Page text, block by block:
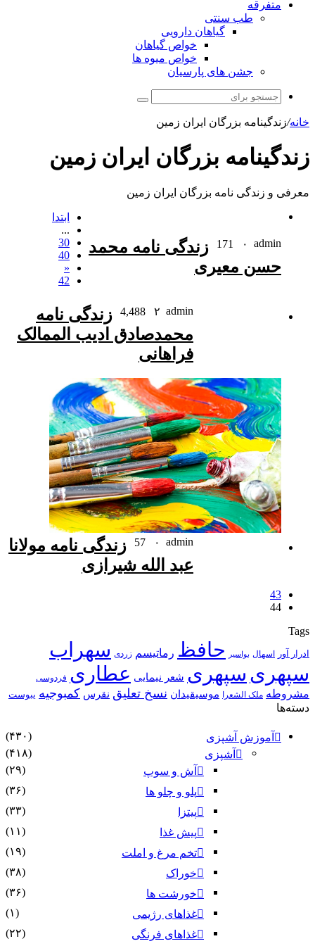
متفرقه
طب سنتی
گیاهان دارویی
خواص گیاهان
خواص میوه ها
جشن های پارسیان
جستجو
خانه/زندگینامه بزرگان ایران زمین
زندگینامه بزرگان ایران زمین
معرفی و زندگی نامه بزرگان ایران زمین
admin ۰
زندگی نامه محمد
حسن معیری
admin ۲
زندگی نامه
محمدصادق ادیب الممالک
فراهانی
admin ۰
زندگی نامه مولانا
عبد الله شیرازی
ابتدا
...
30
40
«
42
43
44
Tags
ادرار آور اسهال بواسیر حافظ رماتیسم زردی سهراب
سپهری سپهری شعر نیمایی عطاری فردوسی
مشروطه ملک الشعرا موسیقیدان نسخ تعلیق نقرس کمبوجیه یبوست
دسته‌ها
آموزش آشپزی
(۴۳۰)
آشپزی
(۴۱۸)
آش و سوپ
(۲۹)
پلو و چلو ها
(۳۶)
پیتزا
(۳۳)
پیش غذا
(۱۱)
تخم مرغ و املت
(۱۹)
خوراک
(۳۸)
خورشت ها
(۳۶)
غذاهای رژیمی
(۱)
غذاهای فرنگی
(۲۲)